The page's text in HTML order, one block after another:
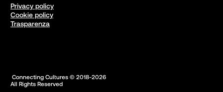
Privacy policy
Cookie policy
Trasparenza
All Rights Reserved